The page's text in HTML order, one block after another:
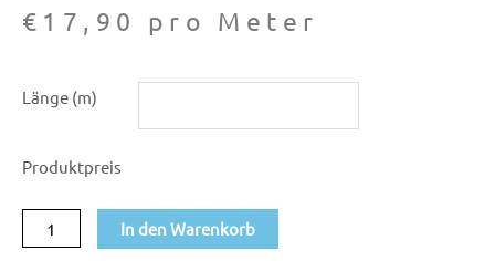
€ 17,90 pro Meter
Länge (m)
Produktpreis
7199
meliert
Menge
In den Warenkorb